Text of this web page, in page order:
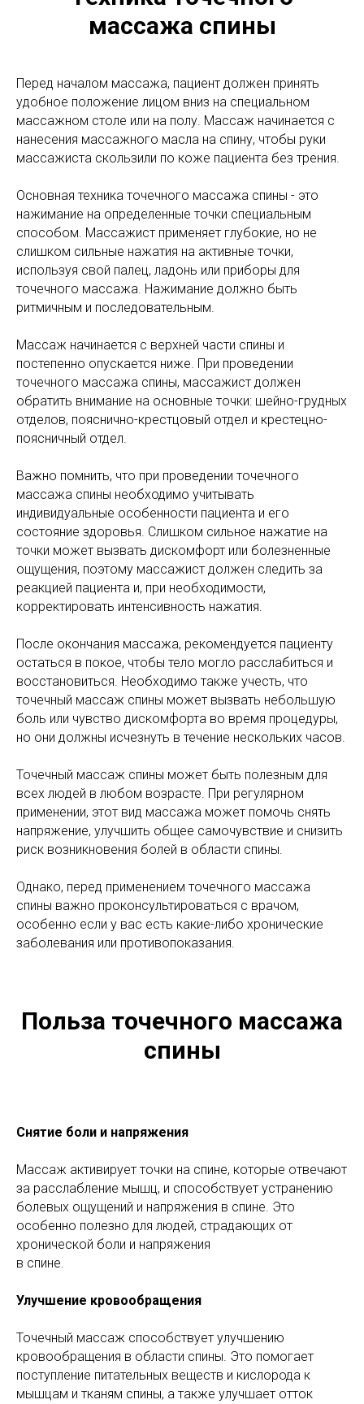
массажа спины
Перед началом массажа, пациент должен принять
удобное положение лицом вниз на специальном
массажном столе или на полу. Массаж начинается с
нанесения массажного масла на спину, чтобы руки
массажиста скользили по коже пациента без трения.
Основная техника точечного массажа спины - это
нажимание на определенные точки специальным
способом. Массажист применяет глубокие, но не
слишком сильные нажатия на активные точки,
используя свой палец, ладонь или приборы для
точечного массажа. Нажимание должно быть
ритмичным и последовательным.
Массаж начинается с верхней части спины и
постепенно опускается ниже. При проведении
точечного массажа спины, массажист должен
обратить внимание на основные точки: шейно-грудных
отделов, пояснично-крестцовый отдел и крестецно-
поясничный отдел.
Важно помнить, что при проведении точечного
массажа спины необходимо учитывать
индивидуальные особенности пациента и его
состояние здоровья. Слишком сильное нажатие на
точки может вызвать дискомфорт или болезненные
ощущения, поэтому массажист должен следить за
реакцией пациента и, при необходимости,
корректировать интенсивность нажатия.
После окончания массажа, рекомендуется пациенту
остаться в покое, чтобы тело могло расслабиться и
восстановиться. Необходимо также учесть, что
точечный массаж спины может вызвать небольшую
боль или чувство дискомфорта во время процедуры,
но они должны исчезнуть в течение нескольких часов.
Точечный массаж спины может быть полезным для
всех людей в любом возрасте. При регулярном
применении, этот вид массажа может помочь снять
напряжение, улучшить общее самочувствие и снизить
риск возникновения болей в области спины.
Однако, перед применением точечного массажа
спины важно проконсультироваться с врачом,
особенно если у вас есть какие-либо хронические
заболевания или противопоказания.
Польза точечного массажа
спины
Снятие боли и напряжения
Массаж активирует точки на спине, которые отвечают
за расслабление мышц, и способствует устранению
болевых ощущений и напряжения в спине. Это
особенно полезно для людей, страдающих от
хронической боли и напряжения
в спине.
Улучшение кровообращения
Точечный массаж способствует улучшению
кровообращения в области спины. Это помогает
поступление питательных веществ и кислорода к
мышцам и тканям спины, а также улучшает отток